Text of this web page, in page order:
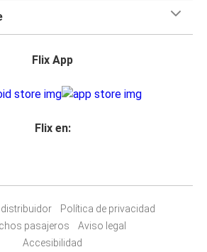
Flix App
Flix en:
Política de privacidad
pasajeros
Aviso legal
Accesibilidad